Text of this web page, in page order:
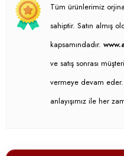
Tüm ürünlerimiz
sahiptir. Satın almış
kapsamındadır.
ve satış sonrası
vermeye devam eder.
anlayışımız ile her